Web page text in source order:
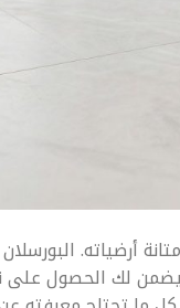
أرضياته.
لك الحصول على